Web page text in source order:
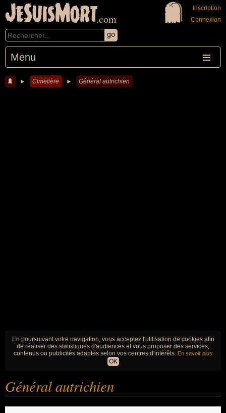
JeSuisMort.com
Menu
Inscription
Connexion
► Cimetière ► Général autrichien
En poursuivant votre navigation, vous acceptez l'utilisation de cookies afin
de réaliser des statistiques d'audiences et vous proposer des services,
contenus ou publicités adaptés selon vos centres d'intérêts. En savoir plus
OK
Général autrichien